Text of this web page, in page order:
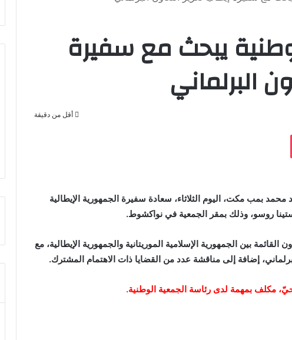
يبحث مع سفيرة
البرلماني
أقل من دقيقة
بمب مكت، اليوم الثلاثاء، سعادة سفيرة الجمهورية الإيطالية
روسو، وذلك بمقر الجمعية في نواكشوط.
بين الجمهورية الإسلامية الموريتانية والجمهورية الإيطالية، مع
إضافة إلى مناقشة عدد من القضايا ذات الاهتمام المشترك.
مكلف بمهمة لدى رئاسة الجمعية الوطنية.